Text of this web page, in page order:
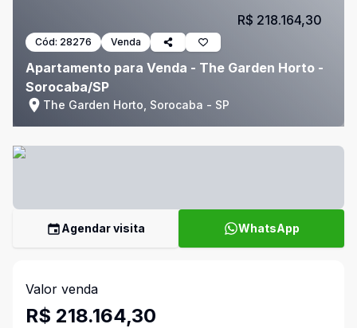
Cód: 28276 Venda
Apartamento para Venda - The Garden Horto -
Sorocaba/SP
The Garden Horto, Sorocaba - SP
R$ 218.164,30
Agendar visita WhatsApp
Valor venda
R$ 218.164,30